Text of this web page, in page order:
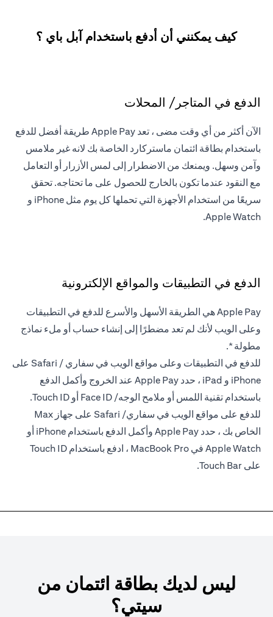
كيف يمكنني أن أدفع باستخدام آبل باي ؟
الدفع في المتاجر/ المحلات
الآن أكثر من أي وقت مضى ، تعد Apple Pay طريقة أفضل للدفع
باستخدام بطاقة ائتمان ماستركارد الخاصة بك لانه غير ملامس
وآمن وسهل. ويمنعك من الاضطرار إلى لمس الأزرار أو التعامل
مع النقود عندما تكون بالخارج للحصول على ما تحتاجه. تحقق
سريعًا من استخدام الأجهزة التي تحملها كل يوم مثل iPhone و
Apple Watch.
الدفع في التطبيقات والمواقع الإلكترونية
Apple Pay هي الطريقة الأسهل والأسرع للدفع في التطبيقات
وعلى الويب لأنك لم تعد مضطرًا إلى إنشاء حساب أو ملء نماذج
مطولة *.
للدفع في التطبيقات وعلى مواقع الويب في سفاري / Safari على
iPhone و iPad ، حدد Apple Pay عند الخروج وأكمل الدفع
باستخدام تقنية اللمس أو ملامح الوجه/ Face ID أو Touch ID.
للدفع على مواقع الويب في سفاري/ Safari على جهاز Max
الخاص بك ، حدد Apple Pay وأكمل الدفع باستخدام iPhone أو
Apple Watch في MacBook Pro ، ادفع باستخدام Touch ID
على Touch Bar.
ليس لديك بطاقة ائتمان من
سيتي؟